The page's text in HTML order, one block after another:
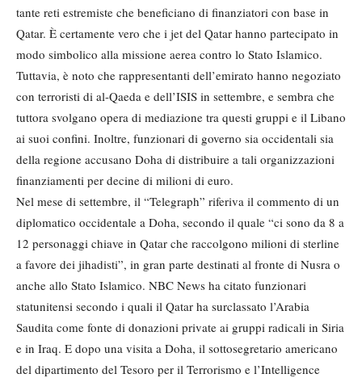
tante reti estremiste che beneficiano di finanziatori con base in
Qatar. È certamente vero che i jet del Qatar hanno partecipato in
modo simbolico alla missione aerea contro lo Stato Islamico.
Tuttavia, è noto che rappresentanti dell’emirato hanno negoziato
con terroristi di al-Qaeda e dell’ISIS in settembre, e sembra che
tuttora svolgano opera di mediazione tra questi gruppi e il Libano
ai suoi confini. Inoltre, funzionari di governo sia occidentali sia
della regione accusano Doha di distribuire a tali organizzazioni
finanziamenti per decine di milioni di euro.
Nel mese di settembre, il “Telegraph” riferiva il commento di un
diplomatico occidentale a Doha, secondo il quale “ci sono da 8 a
12 personaggi chiave in Qatar che raccolgono milioni di sterline
a favore dei jihadisti”, in gran parte destinati al fronte di Nusra o
anche allo Stato Islamico. NBC News ha citato funzionari
statunitensi secondo i quali il Qatar ha surclassato l’Arabia
Saudita come fonte di donazioni private ai gruppi radicali in Siria
e in Iraq. E dopo una visita a Doha, il sottosegretario americano
del dipartimento del Tesoro per il Terrorismo e l’Intelligence